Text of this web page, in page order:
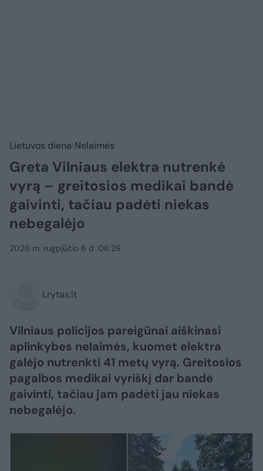
Lietuvos diena Nelaimės
Greta Vilniaus elektra nutrenkė
vyrą – greitosios medikai bandė
gaivinti, tačiau padėti niekas
nebegalėjo
2026 m. rugpjūčio 6 d. 06:29
Lrytas.lt
Vilniaus policijos pareigūnai aiškinasi
aplinkybes nelaimės, kuomet elektra
galėjo nutrenkti 41 metų vyrą. Greitosios
pagalbos medikai vyriškį dar bandė
gaivinti, tačiau jam padėti jau niekas
nebegalėjo.